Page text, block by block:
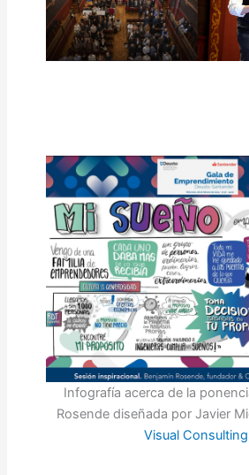
Infografía acerca de la
Rosende diseñada por Javier
Visual Consulting